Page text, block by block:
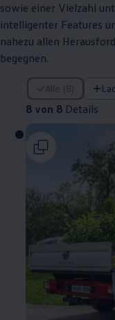
sowie einer Vielzahl
intelligenter Features
nahezu allen
begegnen.
Alle (8)
8 von 8 Details
8 von 8 Details